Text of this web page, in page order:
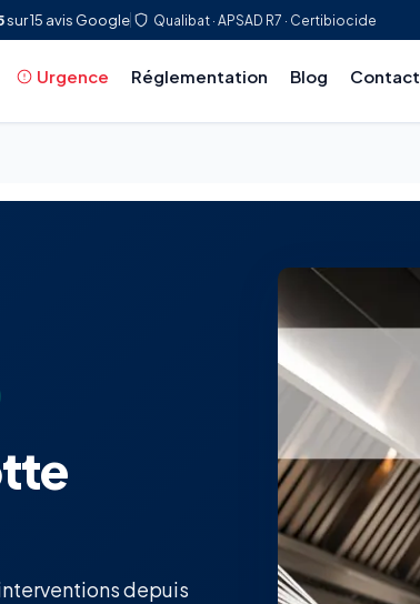
sur 15 avis Google Qualibat · APSAD R7 · Certibiocide
Urgence Réglementation Blog Contact
depuis